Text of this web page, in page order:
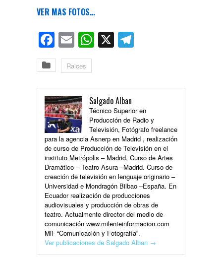
VER MAS FOTOS…
Facebook
EmailWhatsApp
X
Raices
Salgado Alban
Técnico Superior en
Producción de Radio y
Televisión, Fotógrafo freelance
para la agencia Asnerp en Madrid , realización
de curso de Producción de Televisión en el
instituto Metrópolis – Madrid, Curso de Artes
Dramático – Teatro Asura –Madrid. Curso de
creación de televisión en lenguaje originario –
Universidad e Mondragón Bilbao –España. En
Ecuador realización de producciones
audiovisuales y producción de obras de
teatro. Actualmente director del medio de
comunicación www.milenteinformacion.com
Mli- “Comunicación y Fotografía”.
Ver publicaciones de Salgado Alban →